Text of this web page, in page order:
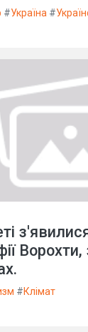
#Україна #
Ворохти,
#Клімат